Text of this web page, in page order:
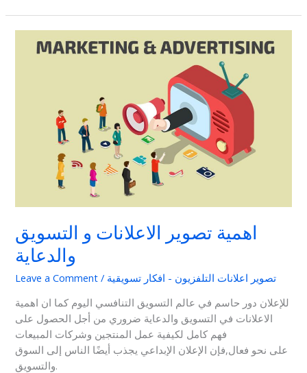
اهمية تصوير الاعلانات و التسويق
والدعاية
Leave a Comment / تصوير اعلانات التلفزيون - افكار تسويقية
للإعلان دور حاسم في عالم التسويق التنافسي اليوم كما ان اهمية
الاعلانات في التسويق والدعاية ضروري من أجل الحصول على
فهم كامل لكيفية عمل المنتجين وشركات المبيعات
على نحو فعال,فإن الإعلان الإبداعي يجذب أيضًا الناس إلى السوق
والتسويق.
تصوير